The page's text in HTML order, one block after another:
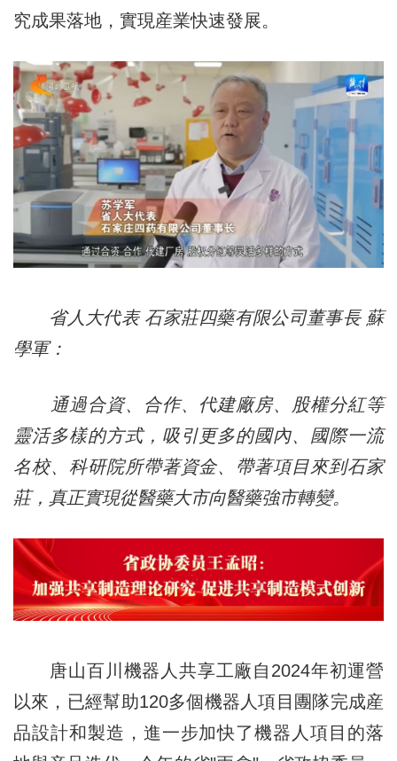
究成果落地，實現産業快速發展。
省人大代表 石家莊四藥有限公司董事長 蘇
學軍：
通過合資、合作、代建廠房、股權分紅等
靈活多樣的方式，吸引更多的國內、國際一流
名校、科研院所帶著資金、帶著項目來到石家
莊，真正實現從醫藥大市向醫藥強市轉變。
唐山百川機器人共享工廠自2024年初運營
以來，已經幫助120多個機器人項目團隊完成産
品設計和製造，進一步加快了機器人項目的落